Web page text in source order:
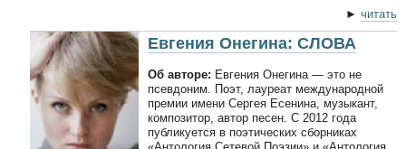
► читать
Евгения Онегина: СЛОВА
Об авторе: Евгения Онегина — это не
псевдоним. Поэт, лауреат международной
премии имени Сергея Есенина, музыкант,
композитор, автор песен. С 2012 года
публикуется в поэтических сборниках